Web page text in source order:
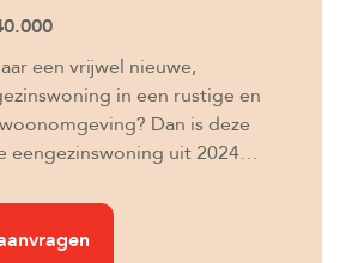
een vrijwel nieuwe,
in een rustige en
Dan is deze
eengezinswoning uit 2024…